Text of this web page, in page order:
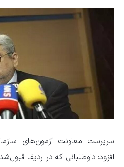
سرپرست معاونت آزمون‌های
افزود: داوطلبانی که در ردیف